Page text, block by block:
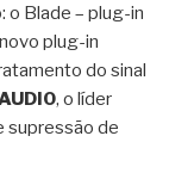
o Blade – plug-in
plug-in
do sinal
, o líder
supressão de